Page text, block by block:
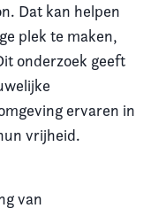
Dat kan helpen
plek te maken,
onderzoek geeft
ervaren in
vrijheid.
van